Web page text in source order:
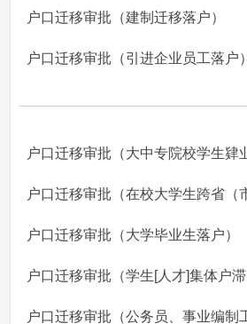
户口迁移审批（建制迁移落户）
户口迁移审批（引进企业员工落户）
户口迁移审批（大学毕业生落户）